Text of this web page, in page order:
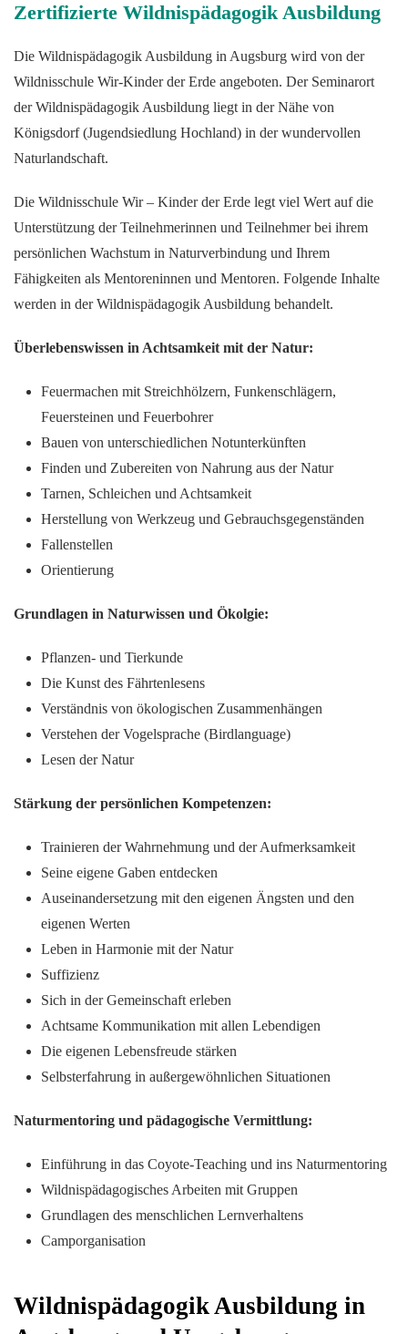
Zertifizierte Wildnispädagogik Ausbildung
Die Wildnispädagogik Ausbildung in Augsburg wird von der
Wildnisschule Wir-Kinder der Erde angeboten. Der Seminarort
der Wildnispädagogik Ausbildung liegt in der Nähe von
Königsdorf (Jugendsiedlung Hochland) in der wundervollen
Naturlandschaft.
Die Wildnisschule Wir – Kinder der Erde legt viel Wert auf die
Unterstützung der Teilnehmerinnen und Teilnehmer bei ihrem
persönlichen Wachstum in Naturverbindung und Ihrem
Fähigkeiten als Mentoreninnen und Mentoren. Folgende Inhalte
werden in der Wildnispädagogik Ausbildung behandelt.
Überlebenswissen in Achtsamkeit mit der Natur:
Feuermachen mit Streichhölzern, Funkenschlägern,
Feuersteinen und Feuerbohrer
Bauen von unterschiedlichen Notunterkünften
Finden und Zubereiten von Nahrung aus der Natur
Tarnen, Schleichen und Achtsamkeit
Herstellung von Werkzeug und Gebrauchsgegenständen
Fallenstellen
Orientierung
Grundlagen in Naturwissen und Ökolgie:
Pflanzen- und Tierkunde
Die Kunst des Fährtenlesens
Verständnis von ökologischen Zusammenhängen
Verstehen der Vogelsprache (Birdlanguage)
Lesen der Natur
Stärkung der persönlichen Kompetenzen:
Trainieren der Wahrnehmung und der Aufmerksamkeit
Seine eigene Gaben entdecken
Auseinandersetzung mit den eigenen Ängsten und den
eigenen Werten
Leben in Harmonie mit der Natur
Suffizienz
Sich in der Gemeinschaft erleben
Achtsame Kommunikation mit allen Lebendigen
Die eigenen Lebensfreude stärken
Selbsterfahrung in außergewöhnlichen Situationen
Naturmentoring und pädagogische Vermittlung:
Einführung in das Coyote-Teaching und ins Naturmentoring
Wildnispädagogisches Arbeiten mit Gruppen
Grundlagen des menschlichen Lernverhaltens
Camporganisation
Wildnispädagogik Ausbildung in